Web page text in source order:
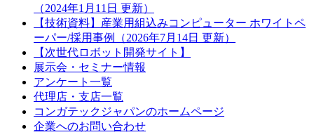
（2024年1月11日 更新）
【技術資料】産業用組込みコンピューター ホワイトペ
ーパー/採用事例（2026年7月14日 更新）
【次世代ロボット開発サイト】
展示会・セミナー情報
アンケート一覧
代理店・支店一覧
コンガテックジャパンのホームページ
企業へのお問い合わせ